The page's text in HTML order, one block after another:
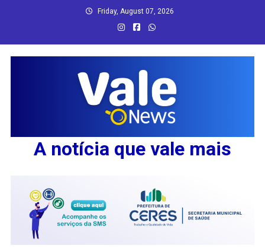
Friday, August 07, 2026
A notícia que vale mais